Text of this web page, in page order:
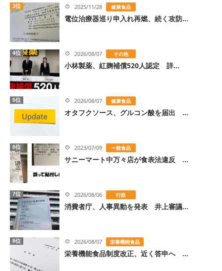
3位 2025/11/28 健康食品
電位治療器巡り申入れ再燃、続く攻防...
4位 2026/08/07 その他
小林製薬、紅麹補償520人認定 詳...
5位 2026/08/07 健康食品
オタフクソース、グルコン酸を届出 ...
6位 2023/07/09 一般食品
サニーマート中万々店が食表法違反 ...
7位 2026/08/06 行政
消費者庁、人事異動を発表 井上審議...
8位 2026/08/07 栄養機能食品
栄養機能食品制度改正、近く答申へ ...